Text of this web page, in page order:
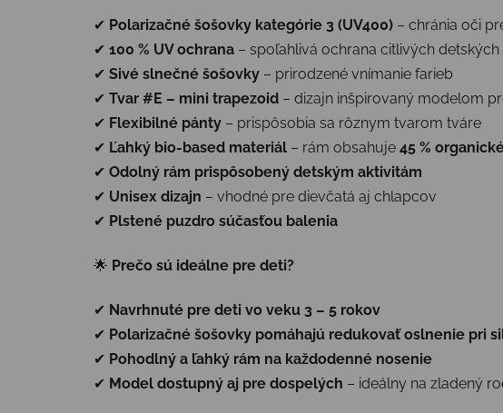
✔ Polarizačné šošovky kategórie 3 (UV400) – chránia oči
✔ 100 % UV ochrana – spoľahlivá ochrana citlivých detských
✔ Sivé slnečné šošovky – prirodzené vnímanie farieb
✔ Tvar #E – mini trapezoid – dizajn inšpirovaný modelom
✔ Flexibilné pánty – prispôsobia sa rôznym tvarom tváre
✔ Ľahký bio-based materiál – rám obsahuje 45 %
✔ Odolný rám prispôsobený detským aktivitám
✔ Unisex dizajn – vhodné pre dievčatá aj chlapcov
✔ Plstené puzdro súčasťou balenia
🌟 Prečo sú ideálne pre deti?
✔ Navrhnuté pre deti vo veku 3 – 5 rokov
✔ Polarizačné šošovky pomáhajú redukovať oslnenie pri
✔ Pohodlný a ľahký rám na každodenné nosenie
✔ Model dostupný aj pre dospelých – ideálny na zladený